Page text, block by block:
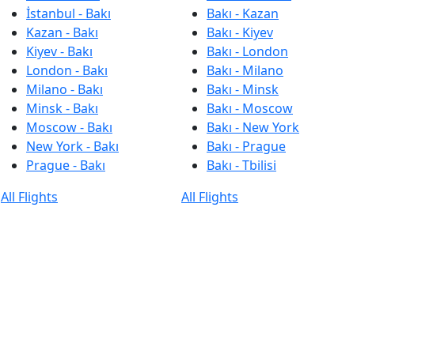
İstanbul - Bakı
Kazan - Bakı
Kiyev - Bakı
London - Bakı
Milano - Bakı
Minsk - Bakı
Moscow - Bakı
New York - Bakı
Prague - Bakı
All Flights
Bakı - Kazan
Bakı - Kiyev
Bakı - London
Bakı - Milano
Bakı - Minsk
Bakı - Moscow
Bakı - New York
Bakı - Prague
Bakı - Tbilisi
All Flights